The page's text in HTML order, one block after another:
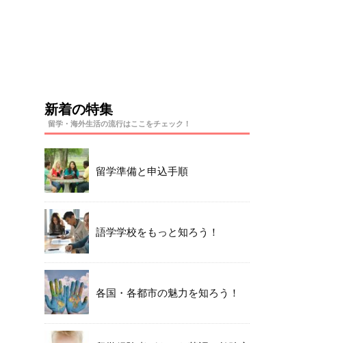
新着の特集
留学・海外生活の流行はここをチェック！
留学準備と申込手順
語学学校をもっと知ろう！
各国・各都市の魅力を知ろう！